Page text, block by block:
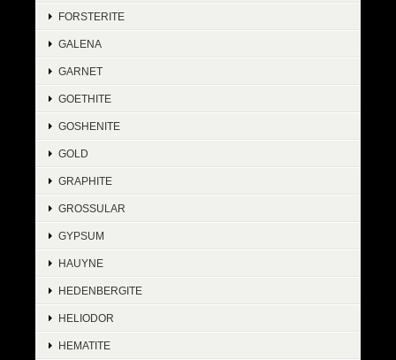
FORSTERITE
GALENA
GARNET
GOETHITE
GOSHENITE
GOLD
GRAPHITE
GROSSULAR
GYPSUM
HAUYNE
HEDENBERGITE
HELIODOR
HEMATITE